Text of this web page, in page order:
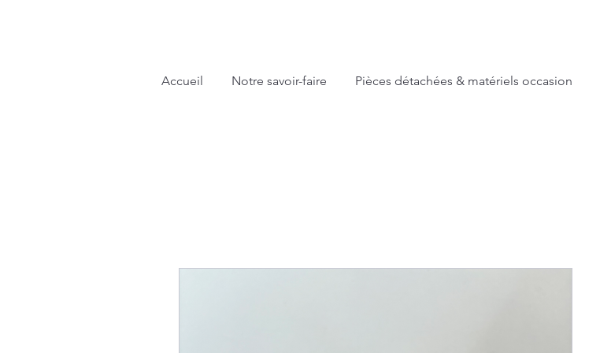
Accueil Notre savoir-faire Pièces détachées & matériels occasion